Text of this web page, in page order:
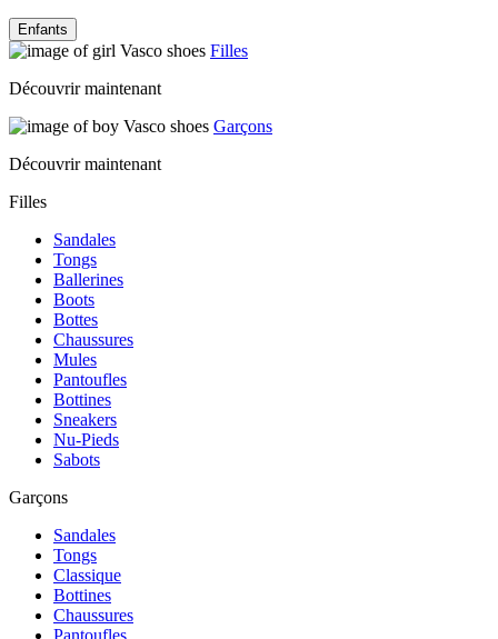
Enfants
Filles
Découvrir maintenant
Garçons
Découvrir maintenant
Filles
Sandales
Tongs
Ballerines
Boots
Bottes
Chaussures
Mules
Pantoufles
Bottines
Sneakers
Nu-Pieds
Sabots
Garçons
Sandales
Tongs
Classique
Bottines
Chaussures
Pantoufles